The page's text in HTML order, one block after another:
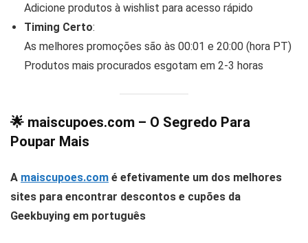
Adicione produtos à wishlist para acesso rápido
Timing Certo:
As melhores promoções são às 00:01 e 20:00 (hora PT)
Produtos mais procurados esgotam em 2-3 horas
🌟 maiscupoes.com – O Segredo Para
Poupar Mais
A maiscupoes.com é efetivamente um dos melhores
sites para encontrar descontos e cupões da
Geekbuying em português